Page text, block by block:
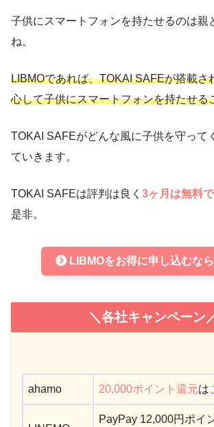
子供にスマートフォンを持たせるのは親
ね。
LIBMOであれば、TOKAI SAFEが搭載さ
心して子供にスマートフォンを持たせる
TOKAI SAFEがどんな風に子供を守って
ていきます。
TOKAI SAFEは評判は良く 3ヶ月は無料
是非。
LIBMOをお得に申し込むな
＼各社キャンペーン
ahamo 20,000ポイント還元は
PayPay 12,000円ポイ